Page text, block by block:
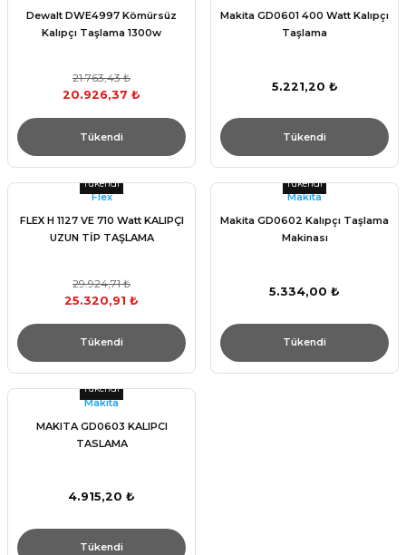
Dewalt DWE4997 Kömürsüz
Kalıpçı Taşlama 1300w
21.763,43 ₺
20.926,37 ₺
Tükendi
Makita GD0601 400 Watt Kalıpçı
Taşlama
5.221,20 ₺
Tükendi
Tükendi
Flex
FLEX H 1127 VE 710 Watt KALIPÇI
UZUN TİP TAŞLAMA
29.924,71 ₺
25.320,91 ₺
Tükendi
Tükendi
Makita
Makita GD0602 Kalıpçı Taşlama
Makinası
5.334,00 ₺
Tükendi
Tükendi
Makita
MAKITA GD0603 KALIPCI
TASLAMA
4.915,20 ₺
Tükendi